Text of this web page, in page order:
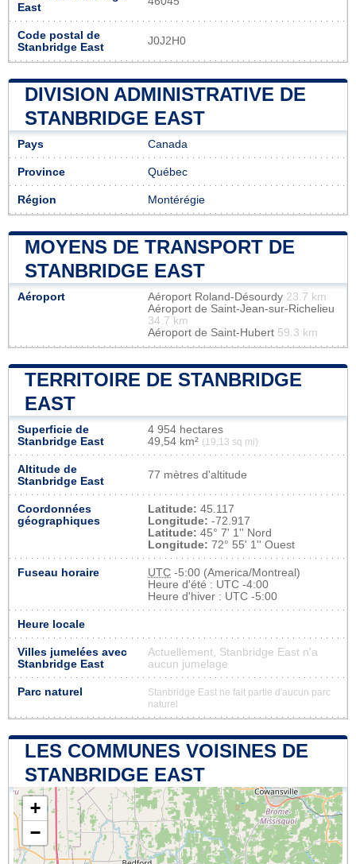
East
Code postal de
Stanbridge East
J0J2H0
DIVISION ADMINISTRATIVE DE
STANBRIDGE EAST
Pays Canada
Province Québec
Région Montérégie
MOYENS DE TRANSPORT DE
STANBRIDGE EAST
Aéroport Aéroport Roland-Désourdy 23.7 km
Aéroport de Saint-Jean-sur-Richelieu
34.7 km
Aéroport de Saint-Hubert 59.3 km
TERRITOIRE DE STANBRIDGE
EAST
Superficie de
Stanbridge East
4 954 hectares
49,54 km² (19,13 sq mi)
Altitude de
Stanbridge East
77 mètres d'altitude
Coordonnées
géographiques
Latitude: 45.117
Longitude: -72.917
Latitude: 45° 7' 1'' Nord
Longitude: 72° 55' 1'' Ouest
Fuseau horaire UTC -5:00 (America/Montreal)
Heure d'été : UTC -4:00
Heure d'hiver : UTC -5:00
Heure locale
Villes jumelées avec
Stanbridge East
Actuellement, Stanbridge East n'a
aucun jumelage
Parc naturel
Stanbridge East ne fait partie d'aucun parc
naturel
LES COMMUNES VOISINES DE
STANBRIDGE EAST
+
−